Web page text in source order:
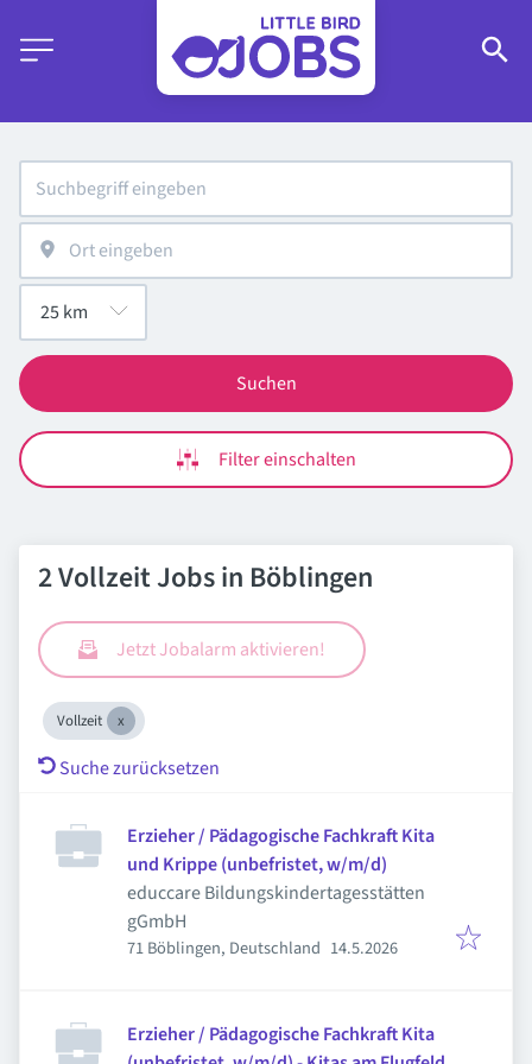
Suchen
Filter einschalten
2 Vollzeit Jobs in Böblingen
Jetzt Jobalarm aktivieren!
Vollzeit
Suche zurücksetzen
Erzieher / Pädagogische Fachkraft Kita
und Krippe (unbefristet, w/m/d)
educcare Bildungskindertagesstätten
gGmbH
71 Böblingen, Deutschland Veröffentlicht
14.5.2026
Erzieher / Pädagogische Fachkraft Kita